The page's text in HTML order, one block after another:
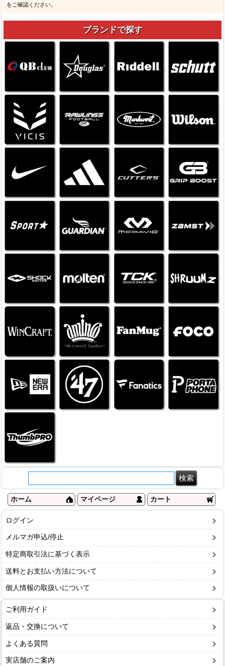
をご確認ください。
ブランドで探す
ホーム マイページ カート
ログイン
メルマガ申込/停止
特定商取引法に基づく表示
送料とお支払い方法について
個人情報の取扱いについて
ご利用ガイド
返品・交換について
よくある質問
実店舗のご案内